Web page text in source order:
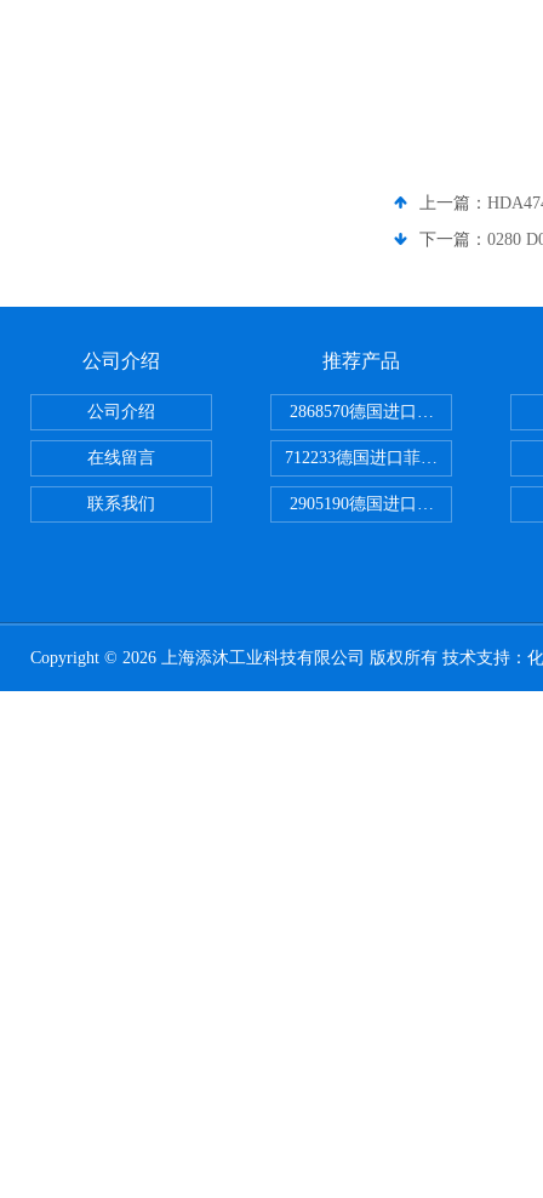
上一篇：
下一篇： 0280
公司介绍
公司介绍
在线留言
联系我们
推荐产品
2868570德国进口菲尼克斯电源
712233德国进口菲尼克斯断路器
2905190德国进口菲尼克斯继电器
Copyright © 2026 上海添沐工业科技有限公司 版权所有 技术支持：